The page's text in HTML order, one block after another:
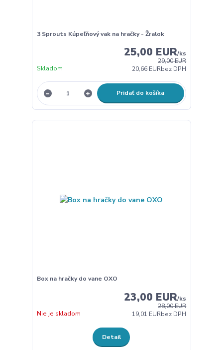
3 Sprouts Kúpeľňový vak na hračky - Žralok
29,00 EUR
25,00 EUR/ks
20,66 EURbez DPH
Skladom
Pridať do košíka
Box na hračky do vane OXO
28,00 EUR
23,00 EUR/ks
19,01 EURbez DPH
Nie je skladom
Detail